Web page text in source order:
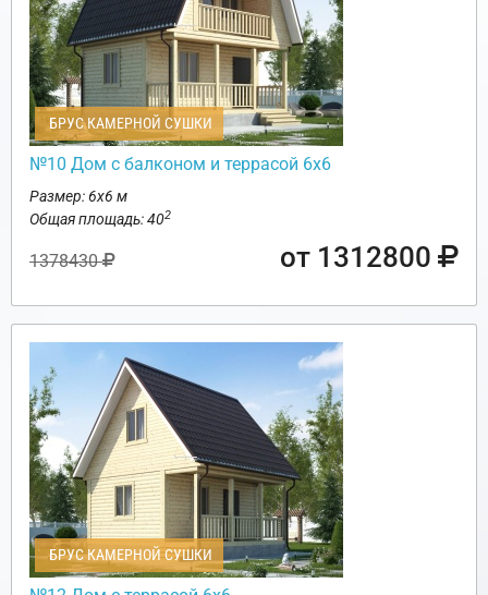
БРУС КАМЕРНОЙ СУШКИ
№10 Дом с балконом и террасой 6х6
Размер: 6х6 м
Общая площадь: 402
1378430 от 1312800
БРУС КАМЕРНОЙ СУШКИ